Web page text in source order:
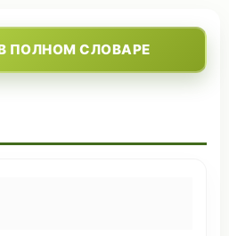
ПОЛНОМ СЛОВАРЕ